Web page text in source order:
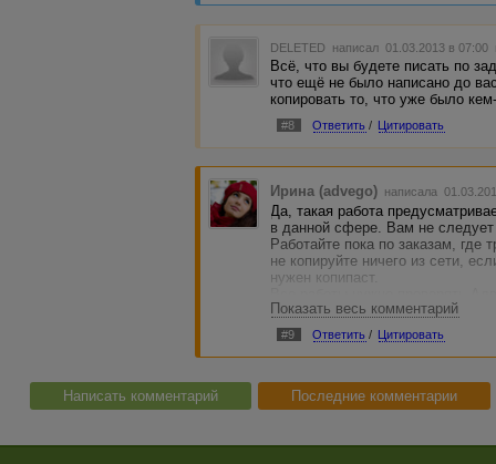
DELETED написал 01.03.2013 в 07:00
Всё, что вы будете писать по
что ещё не было написано до
копировать то, что уже было
#8 Ответить / Цитировать
Ирина (advego) написала
Да, такая работа
в данной сфере. Вам не
Работайте пока по заказам, где
не копируйте ничего из сети,
нужен копипаст.
Сдав неуникальную работу, вы
регистрировать нельзя,
Не повторяйте больше таких
будет, а вот проблемы -
Показать весь комментарий
#9 Ответить / Цитировать
Написать комментарий Последние комментарии